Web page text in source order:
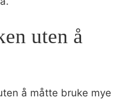
uten å
å måtte bruke mye